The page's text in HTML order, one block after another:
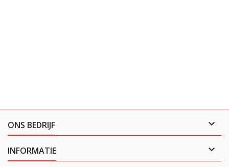
ONS BEDRIJF 
INFORMATIE 